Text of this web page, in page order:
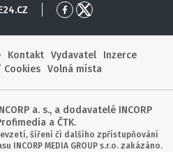
Přejít
Facebook
Přejít
X
Kontakt Vydavatel
Inzerce
Cookies
Volná místa
a. s., a dodavatelé INCORP
a ČTK.
šíření či dalšího zpřístupňování
MEDIA GROUP s.r.o. zakázáno.